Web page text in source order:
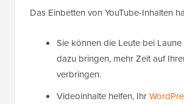
Das Einbetten von YouTube-Inhalten
Sie können die Leute bei
dazu bringen, mehr Zeit auf
verbringen.
Videoinhalte helfen, Ihr